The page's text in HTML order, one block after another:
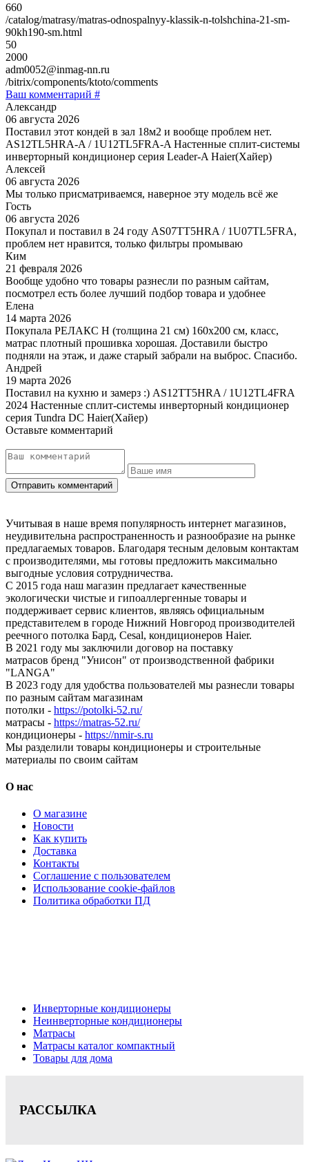
660
/catalog/matrasy/matras-odnospalnyy-klassik-n-tolshchina-21-sm-
90kh190-sm.html
50
2000
adm0052@inmag-nn.ru
/bitrix/components/ktoto/comments
Ваш комментарий #
Александр
06 августа 2026
Поставил этот кондей в зал 18м2 и вообще проблем нет.
AS12TL5HRA-A / 1U12TL5FRA-A Настенные сплит-системы
инверторный кондиционер серия Leader-A Haier(Хайер)
Алексей
06 августа 2026
Мы только присматриваемся, наверное эту модель всё же
Гость
06 августа 2026
Покупал и поставил в 24 году AS07TT5HRA / 1U07TL5FRA,
проблем нет нравится, только фильтры промываю
Ким
21 февраля 2026
Вообще удобно что товары разнесли по разным сайтам,
посмотрел есть более лучший подбор товара и удобнее
Елена
14 марта 2026
Покупала РЕЛАКС Н (толщина 21 см) 160х200 см, класс,
матрас плотный прошивка хорошая. Доставили быстро
подняли на этаж, и даже старый забрали на выброс. Спасибо.
Андрей
19 марта 2026
Поставил на кухню и замерз :) AS12TT5HRA / 1U12TL4FRA
2024 Настенные сплит-системы инверторный кондиционер
серия Tundra DC Haier(Хайер)
Оставьте комментарий
Учитывая в наше время популярность интернет магазинов,
неудивительна распространенность и разнообразие на рынке
предлагаемых товаров. Благодаря тесным деловым контактам
с производителями, мы готовы предложить максимально
выгодные условия сотрудничества.
С 2015 года наш магазин предлагает качественные
экологически чистые и гипоаллергенные товары и
поддерживает сервис клиентов, являясь официальным
представителем в городе Нижний Новгород производителей
реечного потолка Бард, Cesal, кондиционеров Haier.
В 2021 году мы заключили договор на поставку
матрасов бренд "Унисон" от производственной фабрики
"LANGA"
В 2023 году для удобства пользователей мы разнесли товары
по разным сайтам магазинам
потолки - https://potolki-52.ru/
матрасы - https://matras-52.ru/
кондиционеры - https://nmir-s.ru
Мы разделили товары кондиционеры и строительные
материалы по своим сайтам
О нас
О магазине
Новости
Как купить
Доставка
Контакты
Соглашение с пользователем
Использование cookie-файлов
Политика обработки ПД
Инверторные кондиционеры
Неинверторные кондиционеры
Матрасы
Матрасы каталог компактный
Товары для дома
РАССЫЛКА